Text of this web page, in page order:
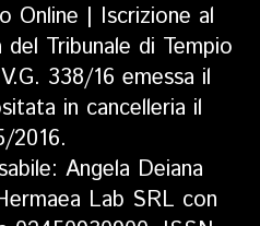
Online | Iscrizione al
Tribunale di Tempio
338/16 emessa il
in cancelleria il
2016.
Angela Deiana
Lab SRL con